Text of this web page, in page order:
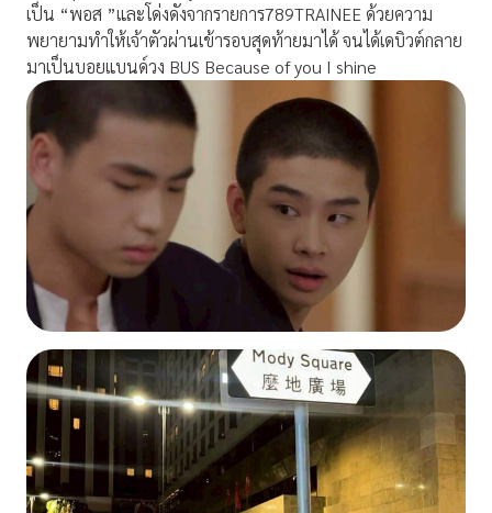
เป็น “พอส ”และโด่งดังจากรายการ789TRAINEE ด้วยความ
พยายามทำให้เจ้าตัวผ่านเข้ารอบสุดท้ายมาได้ จนได้เดบิวต์กลาย
มาเป็นบอยแบนด์วง BUS Because of you I shine